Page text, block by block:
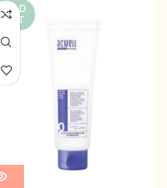
SOLD
OUT